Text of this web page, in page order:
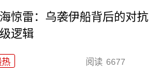
惊雷：乌袭伊船背后的对抗
逻辑
热 阅读 6677